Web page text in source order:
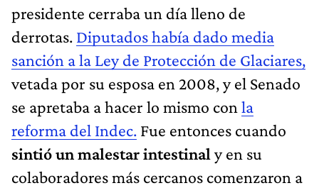
presidente cerraba un día lleno de
derrotas. Diputados había dado media
sanción a la Ley de Protección de Glaciares,
vetada por su esposa en 2008, y el Senado
se apretaba a hacer lo mismo con la
reforma del Indec. Fue entonces cuando
sintió un malestar intestinal y en su
colaboradores más cercanos comenzaron a